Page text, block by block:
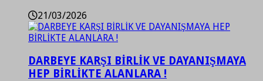
21/03/2026
DARBEYE KARŞI BİRLİK VE DAYANIŞMAYA
HEP BİRLİKTE ALANLARA !